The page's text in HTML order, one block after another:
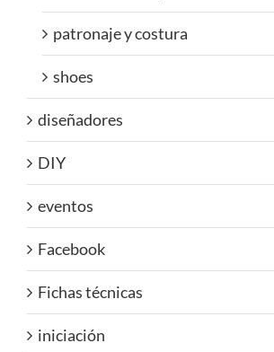
patronaje y costura
shoes
diseñadores
DIY
eventos
Facebook
Fichas técnicas
iniciación